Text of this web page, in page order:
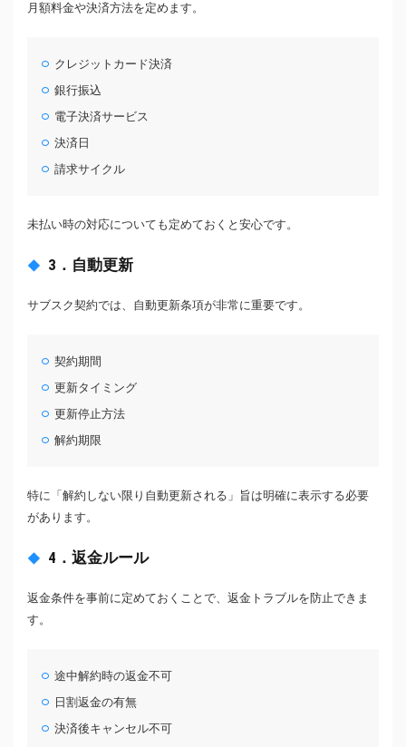
月額料金や決済方法を定めます。
クレジットカード決済
銀行振込
電子決済サービス
決済日
請求サイクル
未払い時の対応についても定めておくと安心です。
3．自動更新
サブスク契約では、自動更新条項が非常に重要です。
契約期間
更新タイミング
更新停止方法
解約期限
特に「解約しない限り自動更新される」旨は明確に表示する必要
があります。
4．返金ルール
返金条件を事前に定めておくことで、返金トラブルを防止できま
す。
途中解約時の返金不可
日割返金の有無
決済後キャンセル不可